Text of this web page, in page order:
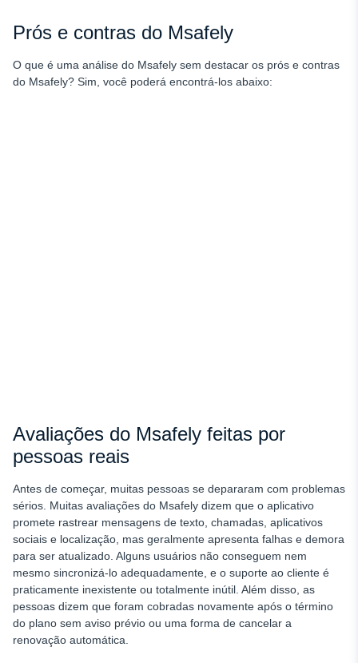
Prós e contras do Msafely
O que é uma análise do Msafely sem destacar os prós e contras
do Msafely? Sim, você poderá encontrá-los abaixo:
Avaliações do Msafely feitas por
pessoas reais
Antes de começar, muitas pessoas se depararam com problemas
sérios. Muitas avaliações do Msafely dizem que o aplicativo
promete rastrear mensagens de texto, chamadas, aplicativos
sociais e localização, mas geralmente apresenta falhas e demora
para ser atualizado. Alguns usuários não conseguem nem
mesmo sincronizá-lo adequadamente, e o suporte ao cliente é
praticamente inexistente ou totalmente inútil. Além disso, as
pessoas dizem que foram cobradas novamente após o término
do plano sem aviso prévio ou uma forma de cancelar a
renovação automática.